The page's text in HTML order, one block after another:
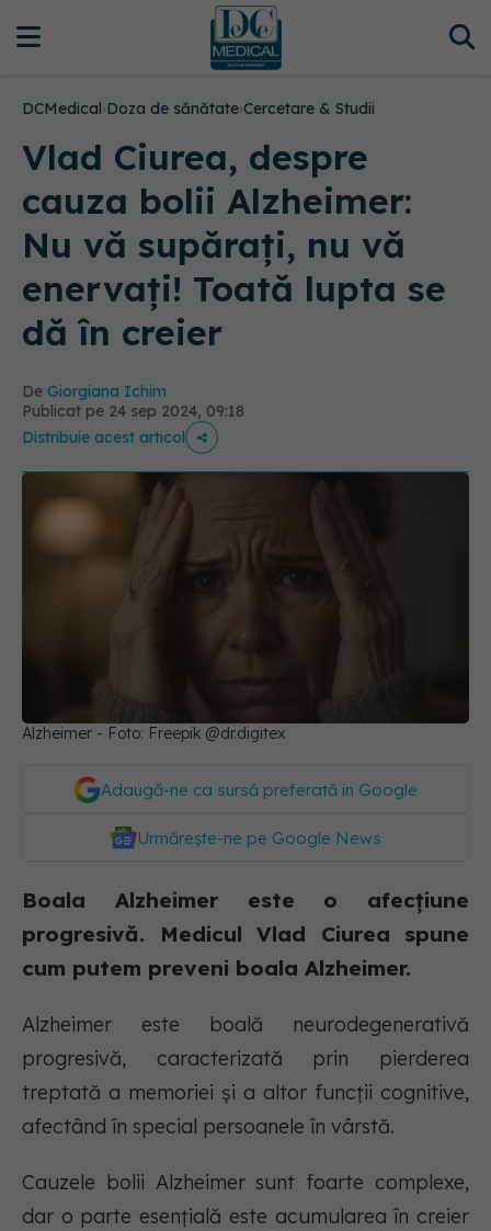
DCMedical›Doza de sănătate›Cercetare & Studii
Vlad Ciurea, despre
cauza bolii Alzheimer:
Nu vă supărați, nu vă
enervați! Toată lupta se
dă în creier
De Giorgiana Ichim
Publicat pe 24 sep 2024, 09:18
Distribuie acest articol
Alzheimer - Foto: Freepik @dr.digitex
Adaugă-ne ca sursă preferată în Google
Urmărește-ne pe Google News
Boala Alzheimer este o afecțiune
progresivă. Medicul Vlad Ciurea spune
cum putem preveni boala Alzheimer.
Alzheimer este boală neurodegenerativă
progresivă, caracterizată prin pierderea
treptată a memoriei și a altor funcții cognitive,
afectând în special persoanele în vârstă.
Cauzele bolii Alzheimer sunt foarte complexe,
dar o parte esențială este acumularea în creier